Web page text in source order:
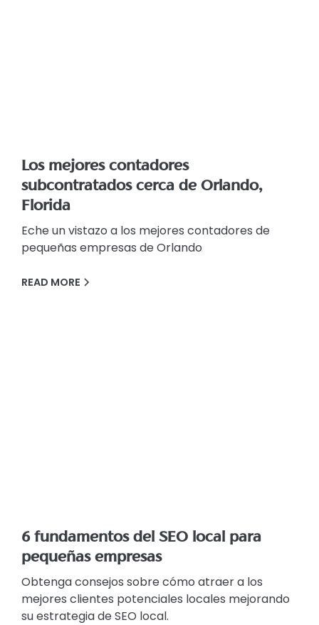
Los mejores contadores
subcontratados cerca de Orlando,
Florida
Eche un vistazo a los mejores contadores de
pequeñas empresas de Orlando
READ MORE
6 fundamentos del SEO local para
pequeñas empresas
Obtenga consejos sobre cómo atraer a los
mejores clientes potenciales locales mejorando
su estrategia de SEO local.